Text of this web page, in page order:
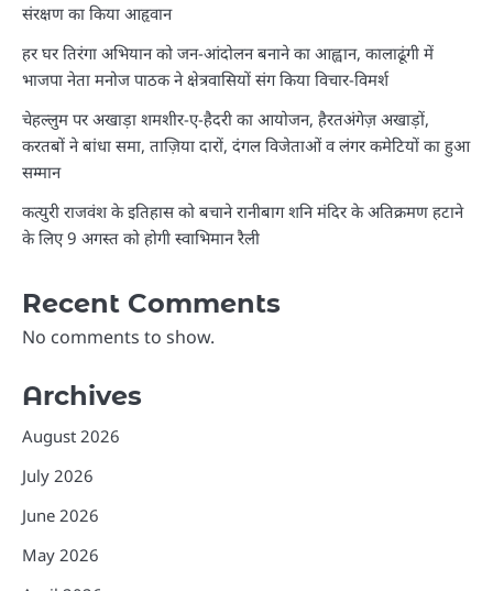
संरक्षण का किया आहृवान
हर घर तिरंगा अभियान को जन-आंदोलन बनाने का आह्वान, कालाढूंगी में
भाजपा नेता मनोज पाठक ने क्षेत्रवासियों संग किया विचार-विमर्श
चेहल्लुम पर अखाड़ा शमशीर-ए-हैदरी का आयोजन, हैरतअंगेज़ अखाड़ों,
करतबों ने बांधा समा, ताज़िया दारों, दंगल विजेताओं व लंगर कमेटियों का हुआ
सम्मान
कत्युरी राजवंश के इतिहास को बचाने रानीबाग शनि मंदिर के अतिक्रमण हटाने
के लिए 9 अगस्त को होगी स्वाभिमान रैली
Recent Comments
No comments to show.
Archives
August 2026
July 2026
June 2026
May 2026